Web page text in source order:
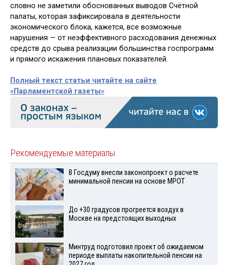
словно не заметили обоснованных выводов Счётной
палаты, которая зафиксировала в деятельности
экономического блока, кажется, все возможные
нарушения — от неэффективного расходования денежных
средств до срыва реализации большинства госпрограмм
и прямого искажения плановых показателей.
Полный текст статьи читайте на сайте
«Парламентской газеты»
Рекомендуемые материалы
В Госдуму внесли законопроект о расчете
минимальной пенсии на основе МРОТ
До +30 градусов прогреется воздух в
Москве на предстоящих выходных
Минтруд подготовил проект об ожидаемом
периоде выплаты накопительной пенсии на